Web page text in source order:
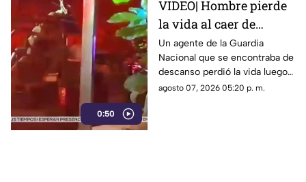
0:50
VIDEO| Hombre pierde
la vida al caer de
acantilado en el Paseo
del Centenario en
Mazatlán
Un agente de la Guardia
Nacional que se encontraba de
descanso perdió la vida luego
de caer desde el Paseo del
agosto 07, 2026 05:20 p. m.